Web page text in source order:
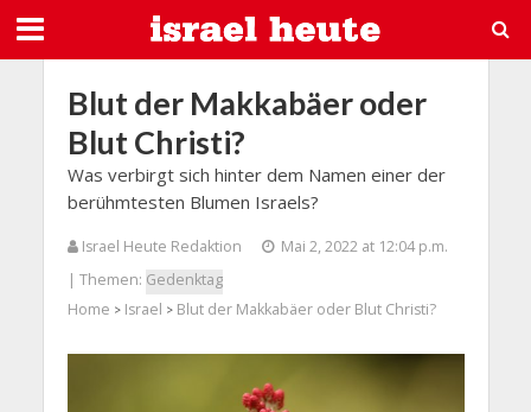
Blut der Makkabäer oder
Blut Christi?
Was verbirgt sich hinter dem Namen einer der
berühmtesten Blumen Israels?
Israel Heute Redaktion
Mai 2, 2022 at 12:04 p.m.
| Themen: Gedenktag
Home > Israel > Blut der Makkabäer oder Blut Christi?